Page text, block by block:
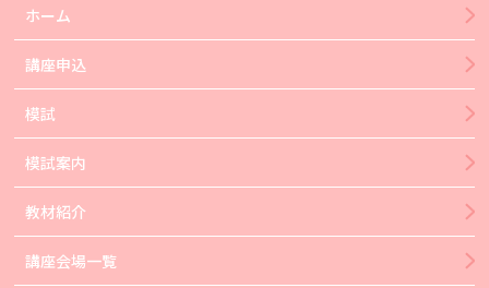
ホーム
講座申込
模試
模試案内
教材紹介
講座会場一覧